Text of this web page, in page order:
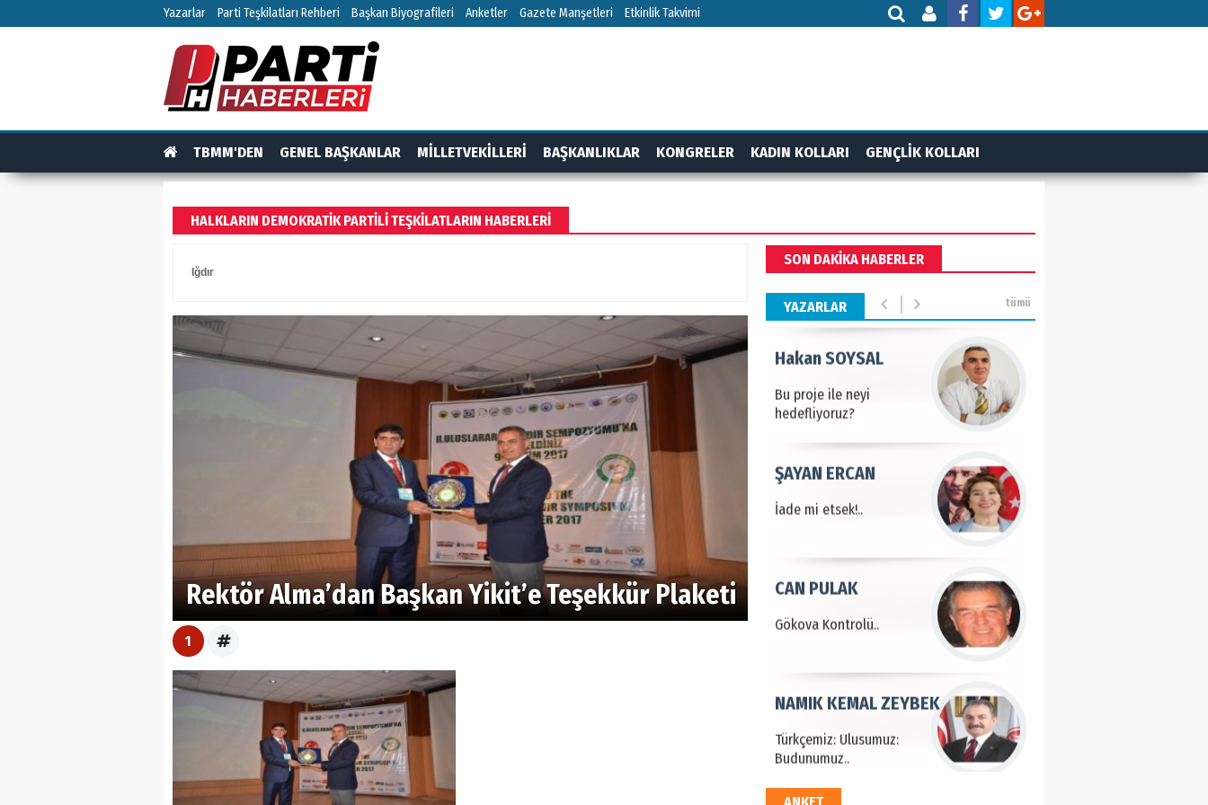
Yazarlar Parti Teşkilatları Rehberi Başkan Biyografileri Anketler Gazete Manşetleri Etkinlik Takvimi
TBMM'DEN GENEL BAŞKANLAR MİLLETVEKİLLERİ BAŞKANLIKLAR KONGRELER KADIN KOLLARI GENÇLİK KOLLARI
HALKLARIN DEMOKRATIK PARTILI TEŞKILATLARIN HABERLERI
Iğdır
Rektör Alma’dan Başkan Yikit’e Teşekkür Plaketi
1
SON DAKİKA HABERLER
YAZARLAR tümü
HÜSAMETTİN TAŞDEMİR
BAŞYAZI - Sağlık turizminde
önemli başarı…
Türkiye tarımla para
kazanır..
ALİ BEKTAN
Bu proje ile neyi
hedefliyoruz?
Hakan SOYSAL
İade mi etsek!..
ŞAYAN ERCAN
Gökova Kontrolü..
CAN PULAK
Türkçemiz: Ulusumuz:
Budunumuz..
NAMIK KEMAL ZEYBEK